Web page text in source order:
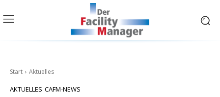
Start Aktuelles
AKTUELLES CAFM-NEWS